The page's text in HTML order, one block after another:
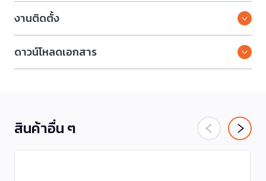
งานติดตั้ง
ดาวน์โหลดเอกสาร
สินค้าอื่น ๆ